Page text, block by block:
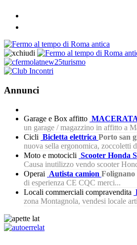
Annunci
Garage e Box affitto
un garage / magazzino in affitto a
Cicli Bicletta elettrica Porto san
nuova sella ergonomica, zoccoletti
Moto e motocicli Scooter Honda
Causa inutilizzo vendo scooter
Operai Autista camion Folignano
di esperienza CE CQC merci...
Locali commerciali compravendita
zona Montagnola, vendesi locale